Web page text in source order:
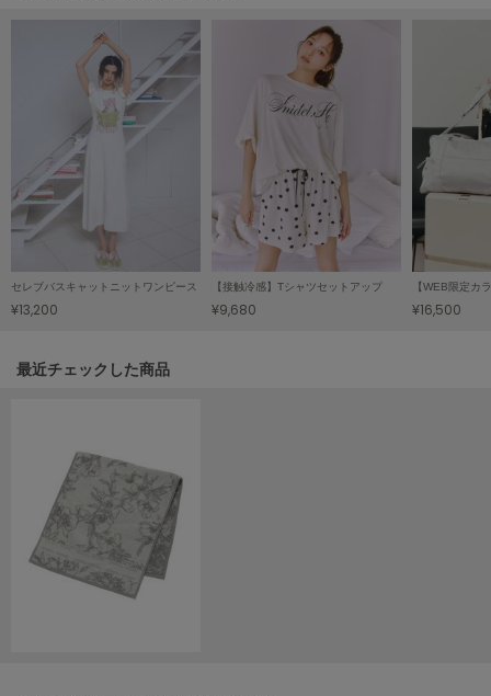
LILY BROWN
リリーブラウン
LILY BROWN Lingerie
リリーブラウンランジェリー
LITTLE UNION TOKYO
リトルユニオン トウキョウ
made of Organics
メイドオブオーガニクス
miies miim
ミーエスミーム
Mila Owen
ミラオーウェン
セレブバスキャットニットワンピース
¥13,200
【接触冷感】Tシャツセットアップ
¥9,680 ¥16,500
関連記事
最近チェックした商品